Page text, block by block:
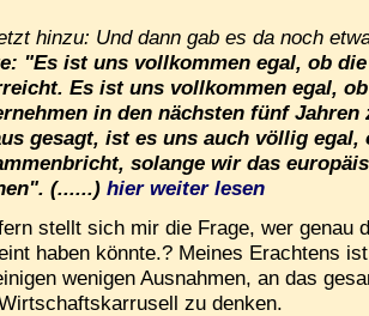
hinzu: Und dann gab es da noch
"Es ist uns vollkommen egal, ob
Es ist uns vollkommen egal,
in den nächsten fünf Jahren
gesagt, ist es uns auch völlig egal,
solange wir das
(......) hier weiter lesen
stellt sich mir die Frage, wer genau
haben könnte.? Meines Erachtens
wenigen Ausnahmen, an das
zu denken.